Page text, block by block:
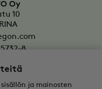
Oy
10
8
Ab
ja mainosten